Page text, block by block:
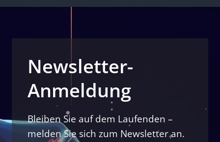
Newsletter-
Anmeldung
Bleiben Sie auf dem Laufenden –
melden Sie sich zum Newsletter an.